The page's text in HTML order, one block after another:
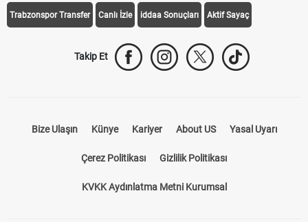
Trabzonspor Transfer Canlı İzle iddaa Sonuçları Aktif Sayaç
Takip Et
Bize Ulaşın Künye Kariyer About US Yasal Uyarı
Çerez Politikası Gizlilik Politikası
KVKK Aydınlatma Metni Kurumsal